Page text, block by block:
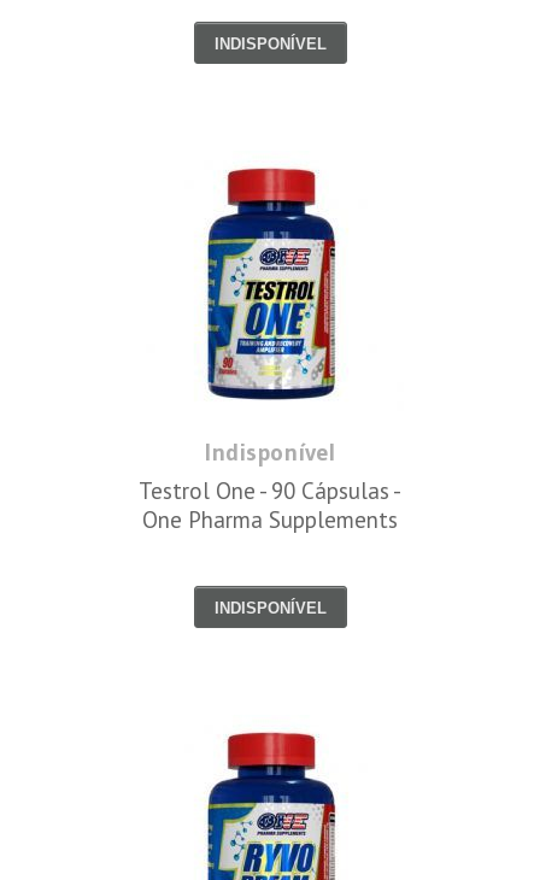
INDISPONÍVEL
Indisponível
Testrol One - 90 Cápsulas -
One Pharma Supplements
INDISPONÍVEL